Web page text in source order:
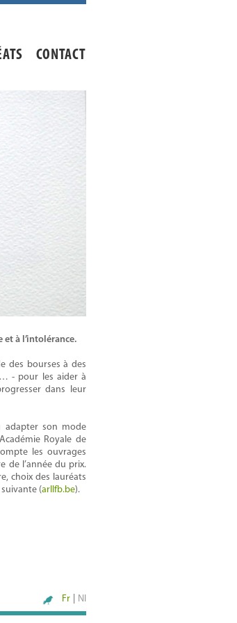
CONTACT
et à l’intolérance.
des bourses à des
- pour les aider à
dans leur
adapter son mode
Royale de
les ouvrages
de l’année du prix.
choix des lauréats
(arllfb.be).
Fr Nl